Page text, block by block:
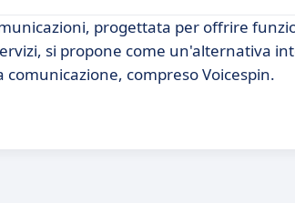
progettata per offrire
si propone come un'alternativa
compreso Voicespin.